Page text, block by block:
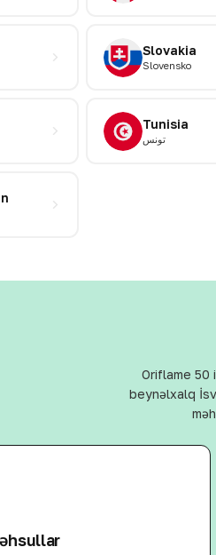
Slovakia
Slovensko
Tunisia
تونس
Oriflame 50
beynəlxalq